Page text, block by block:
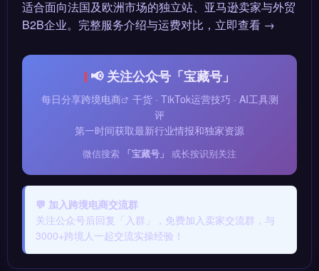
适合面向法国及欧洲市场的独立站、亚马逊卖家与外贸
B2B企业。完整服务介绍与运费对比，立即查看 →
📢 关注公众号「宝藏号」
每日分享跨境电商
干货 · TikTok运营技巧 · AI工具测
评
第一时间获取最新行业情报和独家资源
微信搜索 「宝藏号」 或长按识别关注
💬 加入跨境电商交流群
关注公众号后回复「入群」，免费加入卖家交流群，与
3000+跨境人一起交流实操经验！